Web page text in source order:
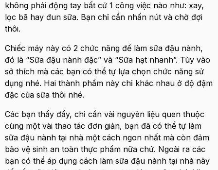
không phải động tay bất cứ 1 công việc nào như: xay,
lọc bã hay đun sữa. Bạn chỉ cần nhấn nút và chờ đợi
thôi.
Chiếc máy này có 2 chức năng để làm sữa đậu nành,
đó là “Sữa đậu nành đặc” và “Sữa hạt nhanh”. Tùy vào
sở thích mà các bạn có thể tự lựa chọn chức năng sử
dụng nhé. Hai thành phẩm này chỉ khác nhau ở độ đậm
đặc của sữa thôi nhé.
Các bạn thấy đấy, chỉ cần vài nguyên liệu quen thuộc
cùng một vài thao tác đơn giản, bạn đã có thể tự làm
sữa đậu nành tại nhà một cách ngon nhất mà còn đảm
bảo vệ sinh an toàn thực phẩm nữa chứ. Ngoài ra các
bạn có thể áp dụng cách làm sữa đậu nành tại nhà này